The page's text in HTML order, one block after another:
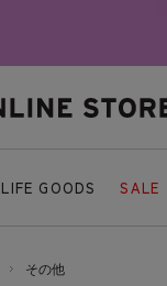
LIFE GOODS SALE
その他